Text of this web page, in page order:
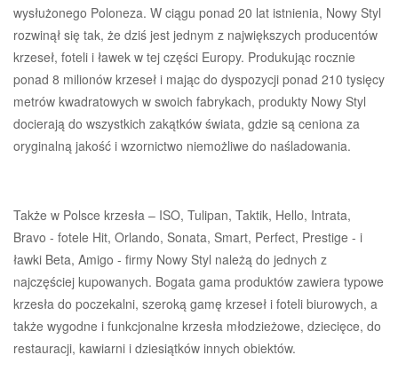
wysłużonego Poloneza. W ciągu ponad 20 lat istnienia, Nowy Styl
rozwinął się tak, że dziś jest jednym z największych producentów
krzeseł, foteli i ławek w tej części Europy. Produkując rocznie
ponad 8 milionów krzeseł i mając do dyspozycji ponad 210 tysięcy
metrów kwadratowych w swoich fabrykach, produkty Nowy Styl
docierają do wszystkich zakątków świata, gdzie są ceniona za
oryginalną jakość i wzornictwo niemożliwe do naśladowania.
Także w Polsce krzesła – ISO, Tulipan, Taktik, Hello, Intrata,
Bravo - fotele Hit, Orlando, Sonata, Smart, Perfect, Prestige - i
ławki Beta, Amigo - firmy Nowy Styl należą do jednych z
najczęściej kupowanych. Bogata gama produktów zawiera typowe
krzesła do poczekalni, szeroką gamę krzeseł i foteli biurowych, a
także wygodne i funkcjonalne krzesła młodzieżowe, dziecięce, do
restauracji, kawiarni i dziesiątków innych obiektów.